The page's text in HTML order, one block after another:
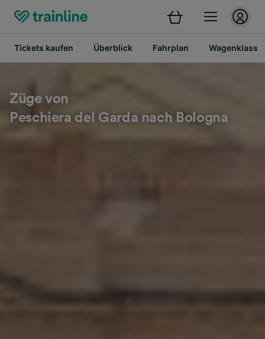
Tickets kaufen Überblick Fahrplan
Züge von
Peschiera del Garda nach Bologna